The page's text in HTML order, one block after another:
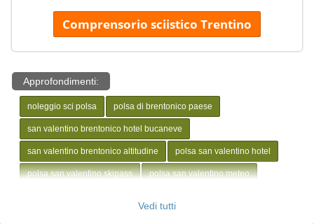
Comprensorio sciistico Trentino
Approfondimenti:
noleggio sci polsa polsa di brentonico paese
san valentino brentonico hotel bucaneve
san valentino brentonico altitudine polsa san valentino hotel
polsa san valentino skipass polsa san valentino meteo
Vedi tutti